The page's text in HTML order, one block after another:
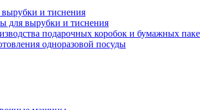
и тиснения
для вырубки и тиснения
подарочных коробок и бумажных
одноразовой посуды